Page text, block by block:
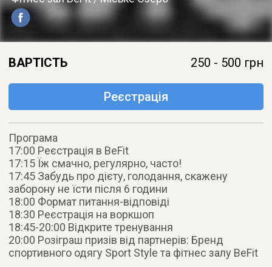
ВАРТІСТЬ 250 - 500 грн
Реєстрація
Програма
17:00 Реєстрація в BeFit
17:15 Їж смачно, регулярно, часто!
17:45 Забудь про дієту, голодання, скажену
заборону не їсти після 6 години
18:00 Формат питання-відповіді
18:30 Реєстрація на воркшоп
18:45-20:00 Відкрите тренування
20:00 Розіграш призів від партнерів: Бренд
спортивного одягу Sport Style та фітнес залу BeFit